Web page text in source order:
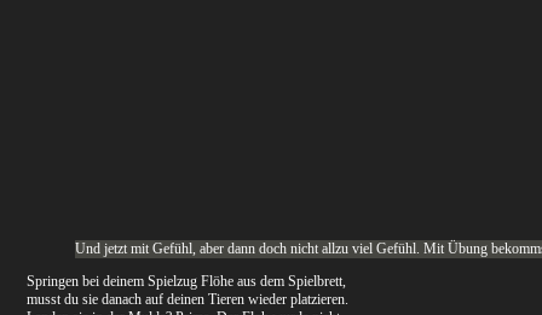
Und jetzt mit Gefühl, aber dann doch nicht allzu viel Gefühl. Mit Übung
Springen bei deinem Spielzug Flöhe aus dem Spielbrett,
musst du sie danach auf deinen Tieren wieder platzieren.